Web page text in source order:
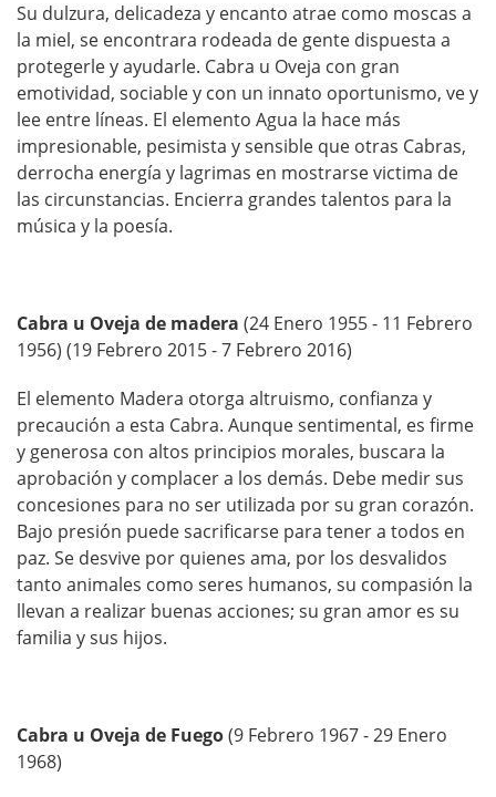
Su dulzura, delicadeza y encanto atrae como moscas a
la miel, se encontrara rodeada de gente dispuesta a
protegerle y ayudarle. Cabra u Oveja con gran
emotividad, sociable y con un innato oportunismo, ve y
lee entre líneas. El elemento Agua la hace más
impresionable, pesimista y sensible que otras Cabras,
derrocha energía y lagrimas en mostrarse victima de
las circunstancias. Encierra grandes talentos para la
música y la poesía.
Cabra u Oveja de madera (24 Enero 1955 - 11 Febrero
1956) (19 Febrero 2015 - 7 Febrero 2016)
El elemento Madera otorga altruismo, confianza y
precaución a esta Cabra. Aunque sentimental, es firme
y generosa con altos principios morales, buscara la
aprobación y complacer a los demás. Debe medir sus
concesiones para no ser utilizada por su gran corazón.
Bajo presión puede sacrificarse para tener a todos en
paz. Se desvive por quienes ama, por los desvalidos
tanto animales como seres humanos, su compasión la
llevan a realizar buenas acciones; su gran amor es su
familia y sus hijos.
Cabra u Oveja de Fuego(9 Febrero 1967 - 29 Enero
1968)